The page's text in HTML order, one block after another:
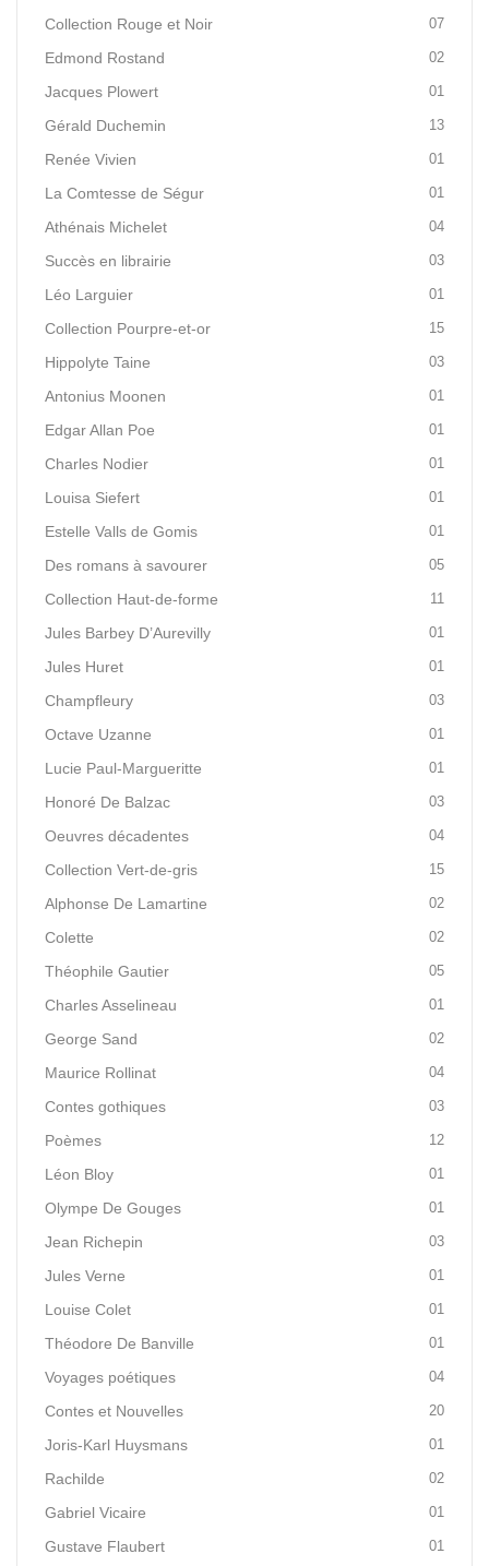
Collection Rouge et Noir 07
Edmond Rostand 02
Jacques Plowert 01
Gérald Duchemin 13
Renée Vivien 01
La Comtesse de Ségur 01
Athénais Michelet 04
Succès en librairie 03
Léo Larguier 01
Collection Pourpre-et-or 15
Hippolyte Taine 03
Antonius Moonen 01
Edgar Allan Poe 01
Charles Nodier 01
Louisa Siefert 01
Estelle Valls de Gomis 01
Des romans à savourer 05
Collection Haut-de-forme 11
Jules Barbey D’Aurevilly 01
Jules Huret 01
Champfleury 03
Octave Uzanne 01
Lucie Paul-Margueritte 01
Honoré De Balzac 03
Oeuvres décadentes 04
Collection Vert-de-gris 15
Alphonse De Lamartine 02
Colette 02
Théophile Gautier 05
Charles Asselineau 01
George Sand 02
Maurice Rollinat 04
Contes gothiques 03
Poèmes 12
Léon Bloy 01
Olympe De Gouges 01
Jean Richepin 03
Jules Verne 01
Louise Colet 01
Théodore De Banville 01
Voyages poétiques 04
Contes et Nouvelles 20
Joris-Karl Huysmans 01
Rachilde 02
Gabriel Vicaire 01
Gustave Flaubert 01